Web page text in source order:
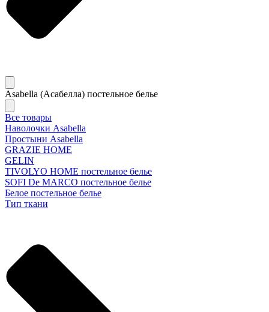
Asabella (Асабелла) постельное белье
Все товары
Наволочки Asabella
Простыни Asabella
GRAZIE HOME
GELIN
TIVOLYO HOME постельное белье
SOFI De MARCO постельное белье
Белое постельное белье
Тип ткани